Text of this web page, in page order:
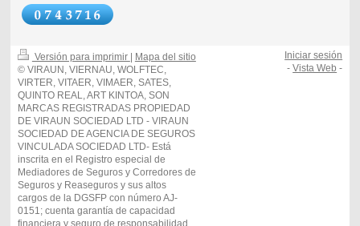
Versión para imprimir | Mapa del sitio
© VIRAUN, VIERNAU, WOLFTEC,
VIRTER, VITAER, VIMAER, SATES,
QUINTO REAL, ART KINTOA, SON
MARCAS REGISTRADAS PROPIEDAD
DE VIRAUN SOCIEDAD LTD - VIRAUN
SOCIEDAD DE AGENCIA DE SEGUROS
VINCULADA SOCIEDAD LTD- Está
inscrita en el Registro especial de
Mediadores de Seguros y Corredores de
Seguros y Reaseguros y sus altos
cargos de la DGSFP con número AJ-
0151; cuenta garantía de capacidad
financiera y seguro de responsabilidad
Iniciar sesión
-Vista Web -